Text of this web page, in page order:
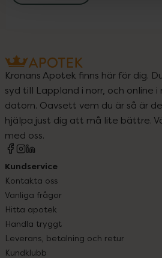
Kronans Apotek finns här för dig.
syd till Lappland i norr, och online
datorn. Oavsett vem du är så är
hjälpa just dig att må lite bättre.
med oss.
Kundservice
Kontakta oss
Vanliga frågor
Hitta apotek
Handla tryggt
Leverans, betalning och retur
Kundklubb